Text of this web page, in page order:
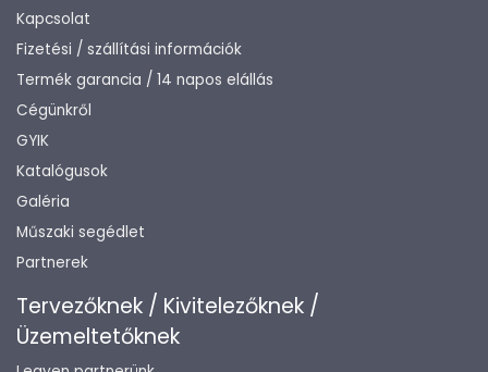
Kapcsolat
Fizetési / szállítási információk
Termék garancia / 14 napos elállás
Cégünkről
GYIK
Katalógusok
Galéria
Műszaki segédlet
Partnerek
Tervezőknek / Kivitelezőknek /
Üzemeltetőknek